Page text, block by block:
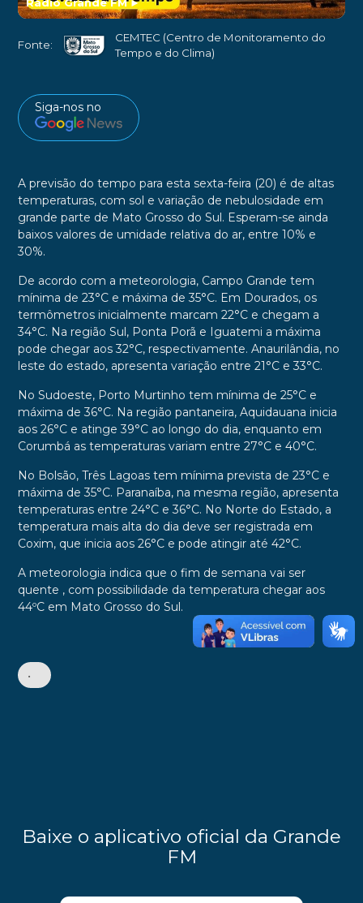
Fonte:
CEMTEC (Centro de Monitoramento do
Tempo e do Clima)
Siga-nos no
A previsão do tempo para esta sexta-feira (20) é de altas
temperaturas, com sol e variação de nebulosidade em
grande parte de Mato Grosso do Sul. Esperam-se ainda
baixos valores de umidade relativa do ar, entre 10% e
30%.
De acordo com a meteorologia, Campo Grande tem
mínima de 23°C e máxima de 35°C. Em Dourados, os
termômetros inicialmente marcam 22°C e chegam a
34°C. Na região Sul, Ponta Porã e Iguatemi a máxima
pode chegar aos 32°C, respectivamente. Anaurilândia, no
leste do estado, apresenta variação entre 21°C e 33°C.
No Sudoeste, Porto Murtinho tem mínima de 25°C e
máxima de 36°C. Na região pantaneira, Aquidauana inicia
aos 26°C e atinge 39°C ao longo do dia, enquanto em
Corumbá as temperaturas variam entre 27°C e 40°C.
No Bolsão, Três Lagoas tem mínima prevista de 23°C e
máxima de 35°C. Paranaíba, na mesma região, apresenta
temperaturas entre 24°C e 36°C. No Norte do Estado, a
temperatura mais alta do dia deve ser registrada em
Coxim, que inicia aos 26°C e pode atingir até 42°C.
A meteorologia indica que o fim de semana vai ser
quente , com possibilidade da temperatura chegar aos
44ºC em Mato Grosso do Sul.
•
Baixe o aplicativo oficial da Grande
FM